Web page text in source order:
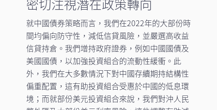
就中國債券策略而言，我們在2022年的大部份時
間均偏向防守性，減低信貸風險，並嚴選高收益
信貸持倉。我們增持政府證券，例如中國國債及
美國國債，以加強投資組合的流動性緩衝。此
外，我們在大多數情況下對中國存續期持結構性
偏重配置，這有助投資組合受惠於中國的低息環
境；而就部份美元投資組合來說，我們對沖人民